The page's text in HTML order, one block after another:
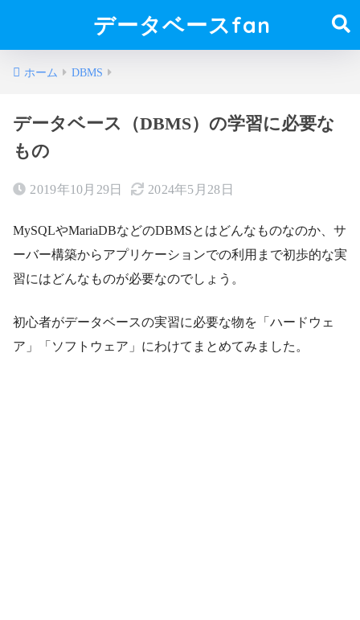
データベースfan
ホーム DBMS
データベース（DBMS）の学習に必要な
もの
2019年10月29日 2024年5月28日
MySQLやMariaDBなどのDBMSとはどんなものなのか、サ
ーバー構築からアプリケーションでの利用まで初歩的な実
習にはどんなものが必要なのでしょう。
初心者がデータベースの実習に必要な物を「ハードウェ
ア」「ソフトウェア」にわけてまとめてみました。